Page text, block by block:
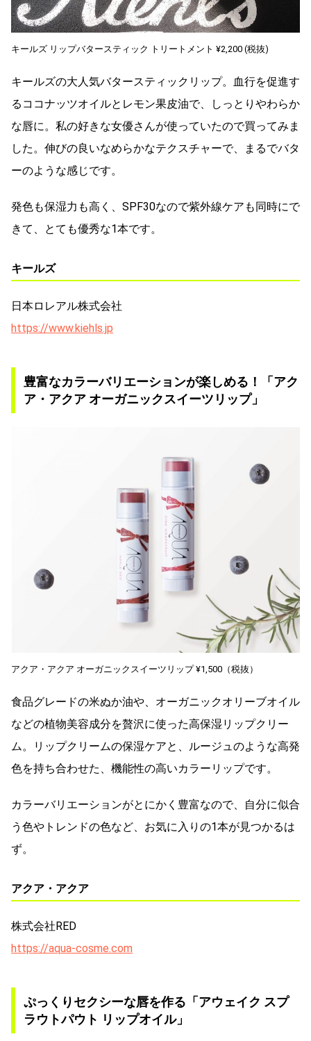
キールズ リップバタースティック トリートメント ¥2,200 (税抜)
キールズの大人気バタースティックリップ。血行を促進す
るココナッツオイルとレモン果皮油で、しっとりやわらか
な唇に。私の好きな女優さんが使っていたので買ってみま
した。伸びの良いなめらかなテクスチャーで、まるでバタ
ーのような感じです。
発色も保湿力も高く、SPF30なので紫外線ケアも同時にで
きて、とても優秀な1本です。
キールズ
日本ロレアル株式会社
https://www.kiehls.jp
豊富なカラーバリエーションが楽しめる！「アク
ア・アクア オーガニックスイーツリップ」
アクア・アクア オーガニックスイーツリップ ¥1,500（税抜）
食品グレードの米ぬか油や、オーガニックオリーブオイル
などの植物美容成分を贅沢に使った高保湿リップクリー
ム。リップクリームの保湿ケアと、ルージュのような高発
色を持ち合わせた、機能性の高いカラーリップです。
カラーバリエーションがとにかく豊富なので、自分に似合
う色やトレンドの色など、お気に入りの1本が見つかるは
ず。
アクア・アクア
株式会社RED
https://aqua-cosme.com
ぷっくりセクシーな唇を作る「アウェイク スプ
ラウトパウト リップオイル」